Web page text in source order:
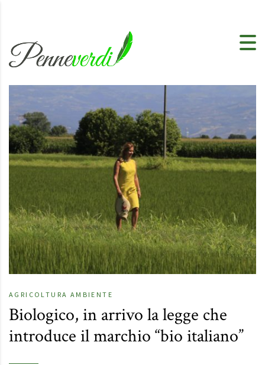
AGRICOLTURA AMBIENTE
Biologico, in arrivo la legge che
introduce il marchio “bio italiano”